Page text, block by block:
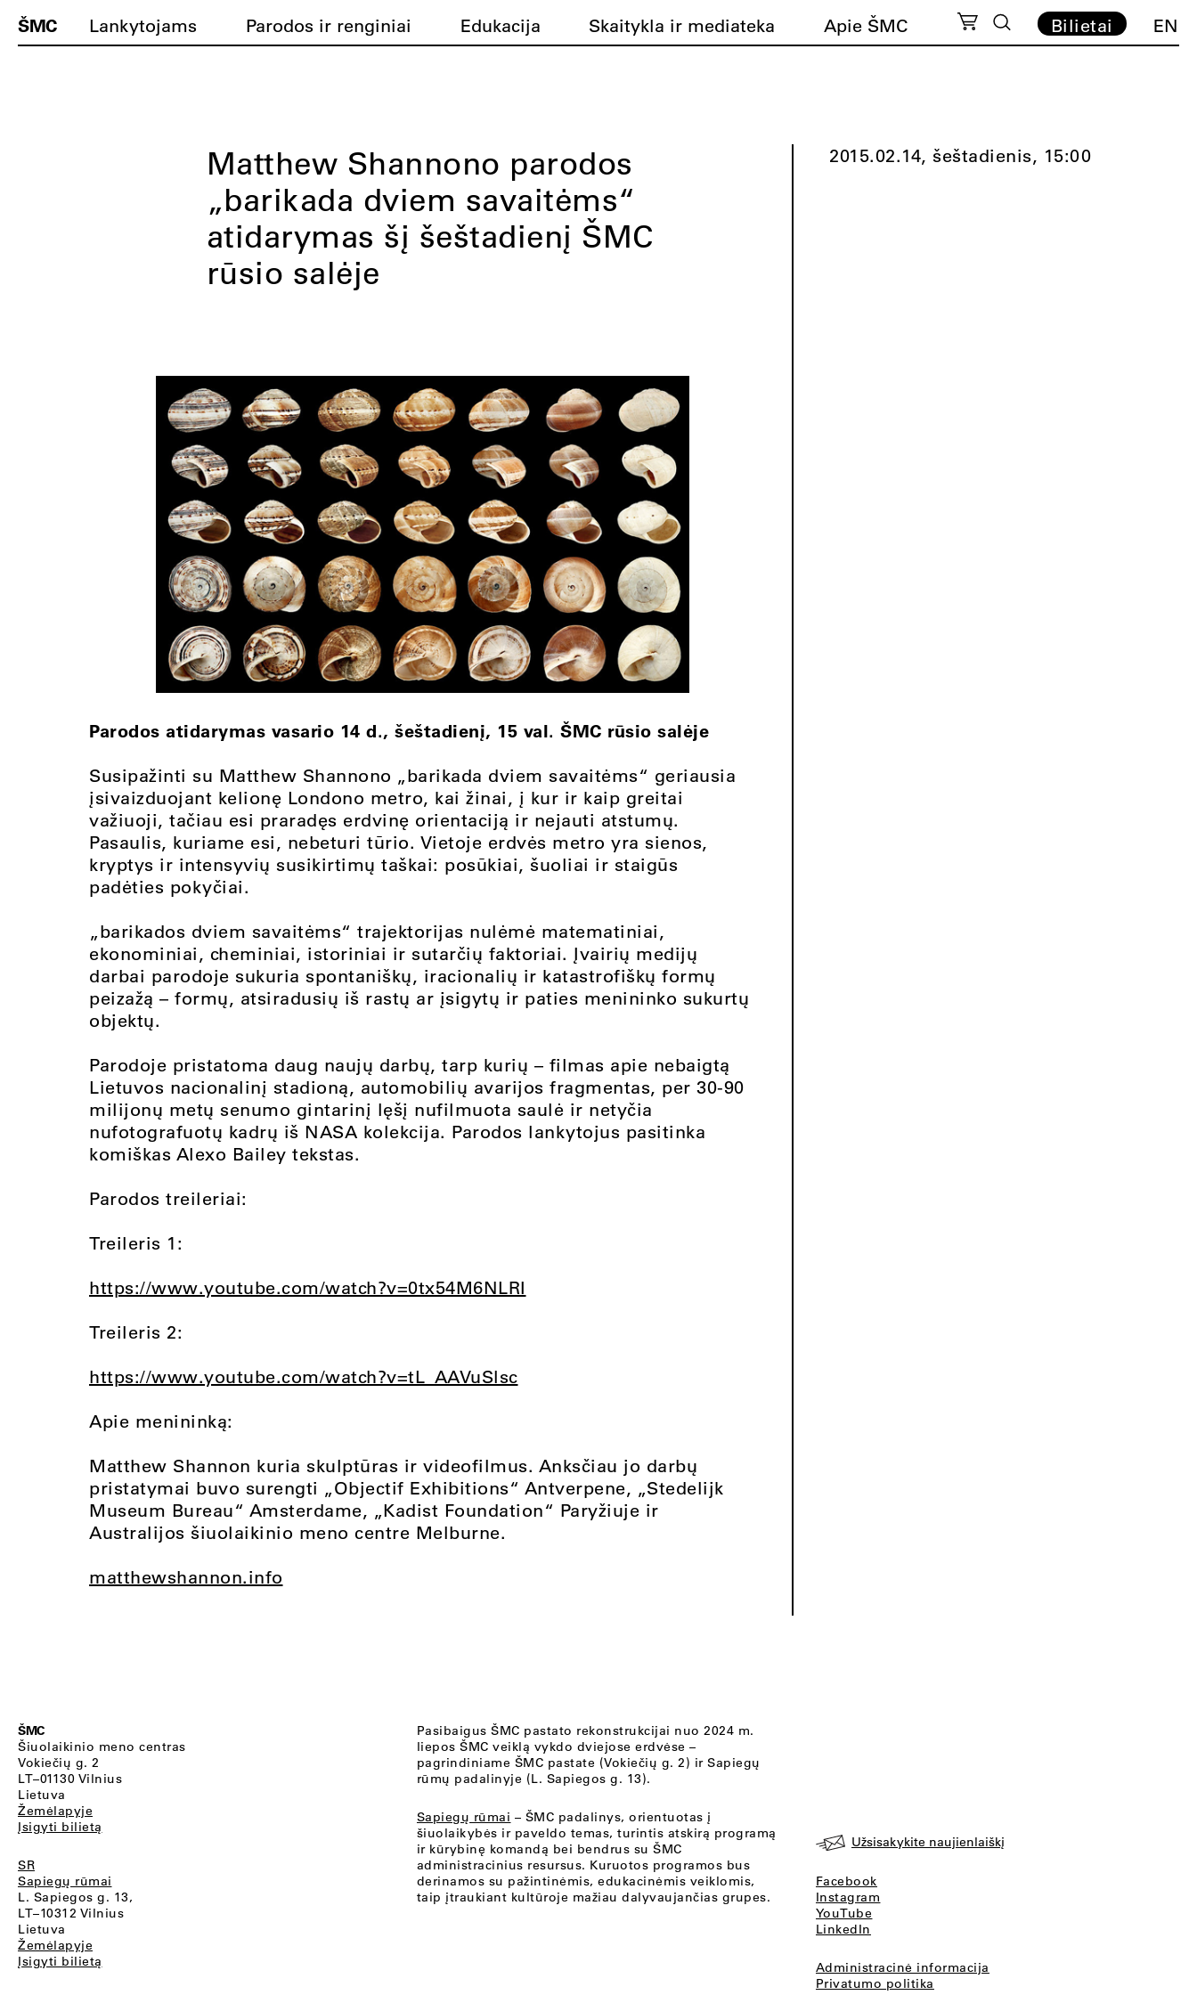
ŠMC Lankytojams Parodos ir renginiai Edukacija Skaitykla ir mediateka Apie ŠMC Bilietai EN
Matthew Shannono parodos
„barikada dviem savaitėms“
atidarymas šį šeštadienį ŠMC
rūsio salėje
Parodos atidarymas vasario 14 d., šeštadienį, 15 val. ŠMC rūsio salėje
Susipažinti su Matthew Shannono „barikada dviem savaitėms“ geriausia
įsivaizduojant kelionę Londono metro, kai žinai, į kur ir kaip greitai
važiuoji, tačiau esi praradęs erdvinę orientaciją ir nejauti atstumų.
Pasaulis, kuriame esi, nebeturi tūrio. Vietoje erdvės metro yra sienos,
kryptys ir intensyvių susikirtimų taškai: posūkiai, šuoliai ir staigūs
padėties pokyčiai.
„barikados dviem savaitėms“ trajektorijas nulėmė matematiniai,
ekonominiai, cheminiai, istoriniai ir sutarčių faktoriai. Įvairių medijų
darbai parodoje sukuria spontaniškų, iracionalių ir katastrofiškų formų
peizažą – formų, atsiradusių iš rastų ar įsigytų ir paties menininko sukurtų
objektų.
Parodoje pristatoma daug naujų darbų, tarp kurių – filmas apie nebaigtą
Lietuvos nacionalinį stadioną, automobilių avarijos fragmentas, per 30-90
milijonų metų senumo gintarinį lęšį nufilmuota saulė ir netyčia
nufotografuotų kadrų iš NASA kolekcija. Parodos lankytojus pasitinka
komiškas Alexo Bailey tekstas.
Parodos treileriai:
Treileris 1:
https://www.youtube.com/watch?v=0tx54M6NLRI
Treileris 2:
https://www.youtube.com/watch?v=tL_AAVuSlsc
Apie menininką:
Matthew Shannon kuria skulptūras ir videofilmus. Anksčiau jo darbų
pristatymai buvo surengti „Objectif Exhibitions“ Antverpene, „Stedelijk
Museum Bureau“ Amsterdame, „Kadist Foundation“ Paryžiuje ir
Australijos šiuolaikinio meno centre Melburne.
matthewshannon.info
2015.02.14, šeštadienis, 15:00
ŠMC
Šiuolaikinio meno centras
Vokiečių g. 2
LT–01130 Vilnius
Lietuva
Žemėlapyje
Įsigyti bilietą
SR
Sapiegų rūmai
L. Sapiegos g. 13,
LT–10312 Vilnius
Lietuva
Žemėlapyje
Įsigyti bilietą
Pasibaigus ŠMC pastato rekonstrukcijai nuo 2024 m.
liepos ŠMC veiklą vykdo dviejose erdvėse –
pagrindiniame ŠMC pastate (Vokiečių g. 2) ir Sapiegų
rūmų padalinyje (L. Sapiegos g. 13).
Sapiegų rūmai – ŠMC padalinys, orientuotas į
šiuolaikybės ir paveldo temas, turintis atskirą programą
ir kūrybinę komandą bei bendrus su ŠMC
administracinius resursus. Kuruotos programos bus
derinamos su pažintinėmis, edukacinėmis veiklomis,
taip įtraukiant kultūroje mažiau dalyvaujančias grupes.
Užsisakykite naujienlaiškį
Facebook
Instagram
YouTube
LinkedIn
Administracinė informacija
Privatumo politika